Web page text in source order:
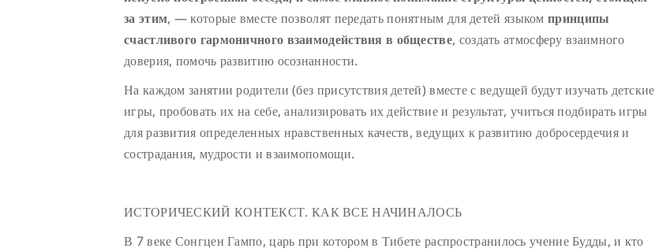
за этим, — которые вместе позволят передать понятным для детей языкомпринципы
счастливого гармоничного взаимодействия в обществе, создать атмосферу взаимного
доверия, помочь развитию осознанности.
На каждом занятии родители (без присутствия детей) вместе с ведущей будут изучать детские
игры, пробовать их на себе, анализировать их действие и результат, учиться подбирать игры
для развития определенных нравственных качеств, ведущих к развитию добросердечия и
сострадания, мудрости и взаимопомощи.
ИСТОРИЧЕСКИЙ КОНТЕКСТ. КАК ВСЕ НАЧИНАЛОСЬ
В 7 веке Сонгцен Гампо, царь при котором в Тибете распространилось учение Будды, и кто